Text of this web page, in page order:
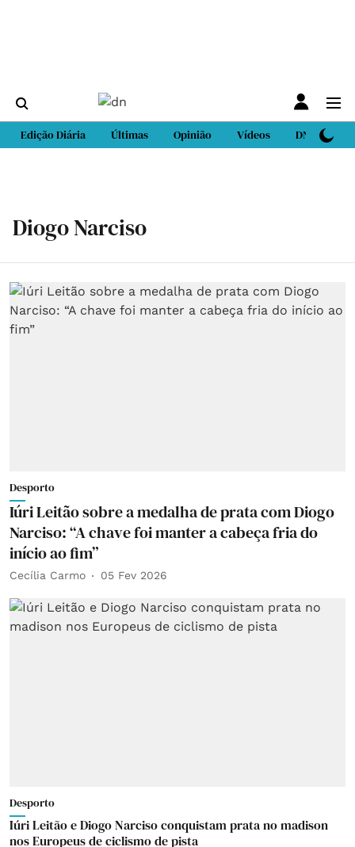
Edição Diária Últimas Opinião Vídeos DN Sport
Diogo Narciso
Desporto
Iúri Leitão sobre a medalha de prata com Diogo
Narciso: “A chave foi manter a cabeça fria do
início ao fim”
Cecília Carmo 05 Fev 2026
Desporto
Iúri Leitão e Diogo Narciso conquistam prata no madison
nos Europeus de ciclismo de pista